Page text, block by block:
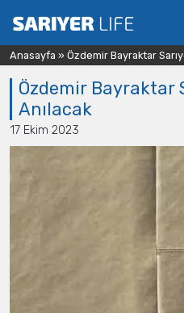
Anasayfa » Özdemir Bayraktar
Özdemir Bayraktar
Anılacak
17 Ekim 2023